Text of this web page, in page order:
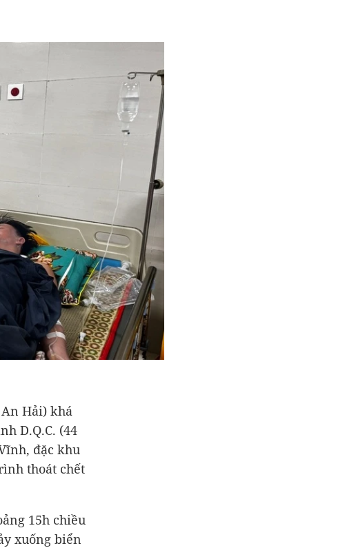
Hải) khá
D.Q.C. (44
đặc khu
thoát chết
15h chiều
xuống biển